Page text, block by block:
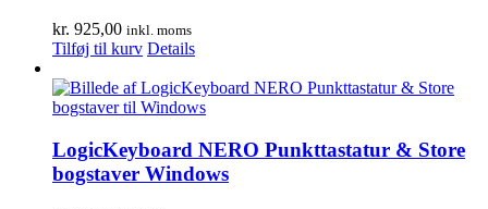
kr. 925,00 inkl. moms
Tilføj til kurv Details
LogicKeyboard NERO Punkttastatur & Store
bogstaver Windows